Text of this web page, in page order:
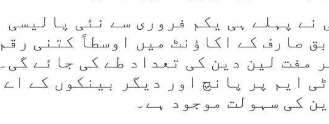
نے پہلے ہی یکم فروری سے نئی پالیسی
صارف کے اکاؤنٹ میں اوسطاً کتنی رقم
مفت لین دین کی تعداد طے کی جائے گی۔
ایم پر پانچ اور دیگر بینکوں کے اے
کی سہولت موجود ہے۔